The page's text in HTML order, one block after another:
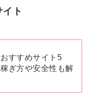
ト
すすめサイト5
ぎ方や安全性も解